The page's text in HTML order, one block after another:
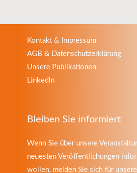
Kontakt & Impressum
AGB & Datenschutzerklärung
Unsere Publikationen
LinkedIn
Bleiben Sie informiert
Wenn Sie über unsere
neuesten Veröffentlichungen
wollen, melden Sie sich für